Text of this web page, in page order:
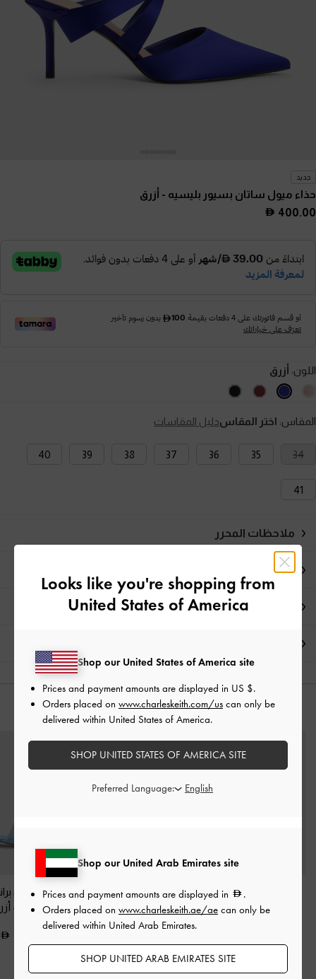
جديد
حذاء ميول ساتان بسيور بليسيه - أزرق
400.00
اللون: أزرق
المقاس: اختر المقاسدليل المقاسات
34
35
36
37
38
39
40
41
ملاحظات المحرر
تفاصيل المنتج وتعليمات العناية
العروض الحصرية
قد يعجبك آيضاً
حذاء ساتان بسير خلفي
وسيور بليسيه-أزرق
كعب ستيليتو ساتان
بثلاثة أحزمة مطوية-
أزرق
حذاء ميول
بفيونكة
-
Looks like you're shopping from
United States of America
Shop our United Arab Emirates site
Prices and payment amounts are displayed in
.
Orders placed on www.charleskeith.ae/ae can only be
delivered within United Arab Emirates.
SHOP UNITED ARAB EMIRATES SITE
Shop our United States of America site
Prices and payment amounts are displayed in US $.
Orders placed on www.charleskeith.com/us can only be
delivered within United States of America.
SHOP UNITED STATES OF AMERICA SITE
Preferred Language: